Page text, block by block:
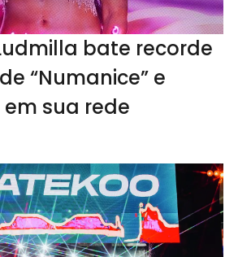
bate recorde
“Numanice” e
sua rede